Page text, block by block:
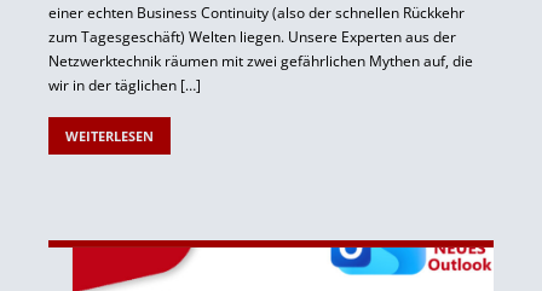
einer echten Business Continuity (also der schnellen Rückkehr
zum Tagesgeschäft) Welten liegen. Unsere Experten aus der
Netzwerktechnik räumen mit zwei gefährlichen Mythen auf, die
wir in der täglichen […]
WEITERLESEN